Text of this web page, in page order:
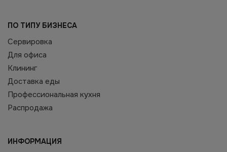
ПО ТИПУ БИЗНЕСА
Сервировка
Для офиса
Клининг
Доставка еды
Профессиональная кухня
Распродажа
ИНФОРМАЦИЯ